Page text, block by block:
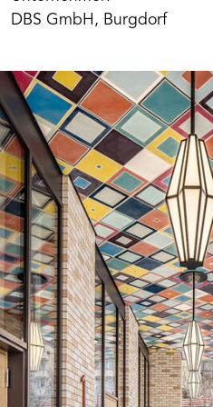
Robuste Innensilikatfarbe
Innenräume und Flure im
Parkhäuser, Produktions-
der Lebensmittelindustrie
Kalk- und Zementputz,
Wandvlies universell
Produkt merken
DBS GmbH, Burgdorf